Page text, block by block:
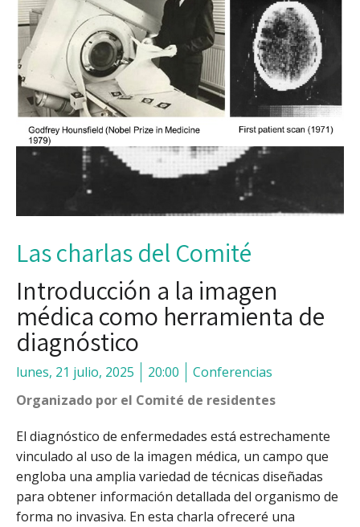
Las charlas del Comité
Introducción a la imagen
médica como herramienta de
diagnóstico
lunes, 21 julio, 2025 20:00
Conferencias
Organizado por el Comité de residentes
El diagnóstico de enfermedades está estrechamente
vinculado al uso de la imagen médica, un campo que
engloba una amplia variedad de técnicas diseñadas
para obtener información detallada del organismo de
forma no invasiva. En esta charla ofreceré una